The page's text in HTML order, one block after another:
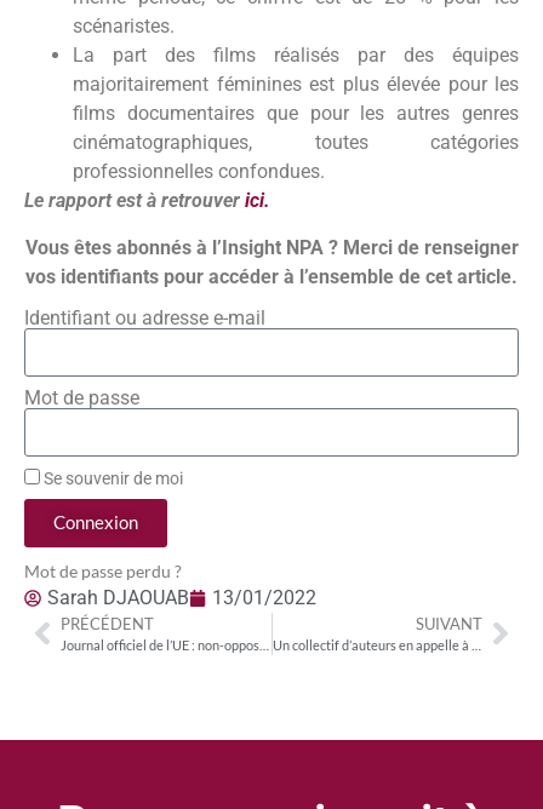
scénaristes.
La part des films réalisés par des équipes
majoritairement féminines est plus élevée pour les
films documentaires que pour les autres genres
cinématographiques, toutes catégories
professionnelles confondues.
Le rapport est à retrouver ici.
Vous êtes abonnés à l’Insight NPA ? Merci de renseigner
vos identifiants pour accéder à l’ensemble de cet article.
Identifiant ou adresse e-mail
Mot de passe
Se souvenir de moi
Connexion
Mot de passe perdu ?
Sarah DJAOUAB 13/01/2022
PRÉCÉDENT SUIVANT